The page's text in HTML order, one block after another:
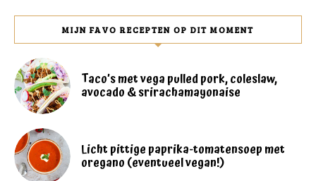
MIJN FAVO RECEPTEN OP DIT MOMENT
Taco’s met vega pulled pork, coleslaw,
avocado & srirachamayonaise
Licht pittige paprika-tomatensoep met
oregano (eventueel vegan!)